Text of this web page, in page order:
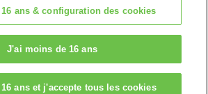
© EPOCH
Change Region
ans & configuration des cookies
J'ai moins de 16 ans
ans et j'accepte tous les cookies